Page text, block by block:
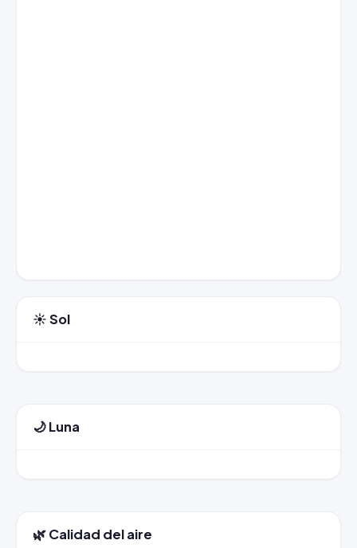
☀️ Sol
🌙 Luna
🌿 Calidad del aire